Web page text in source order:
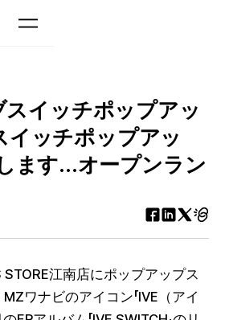
スイッチポップアッ
イッチポップアッ
ます...オープンラン
STORE江南店にポップアップス
ワナビのアイコン「IVE（アイ